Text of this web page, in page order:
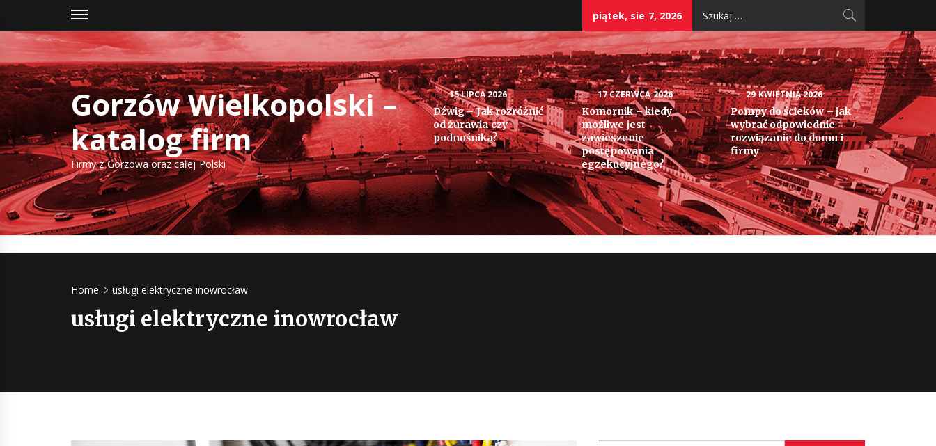
content
piątek, sie 7, 2026
Gorzów Wielkopolski –
katalog firm
Firmy z Gorzowa oraz całej Polski
15 LIPCA 2026
Dźwig – Jak rozróżnić
od żurawia czy
podnośnika?
17 CZERWCA 2026
Komornik – kiedy
możliwe jest
zawieszenie
postępowania
egzekucyjnego?
29 KWIETNIA 2026
Pompy do ścieków – jak
wybrać odpowiednie
rozwiązanie do domu i
firmy
Home usługi elektryczne inowrocław
usługi elektryczne inowrocław